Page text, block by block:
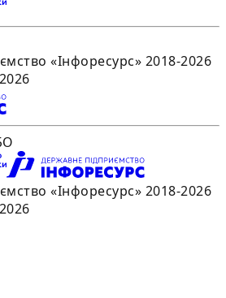
«Інфоресурс» 2018-2026
«Інфоресурс» 2018-2026